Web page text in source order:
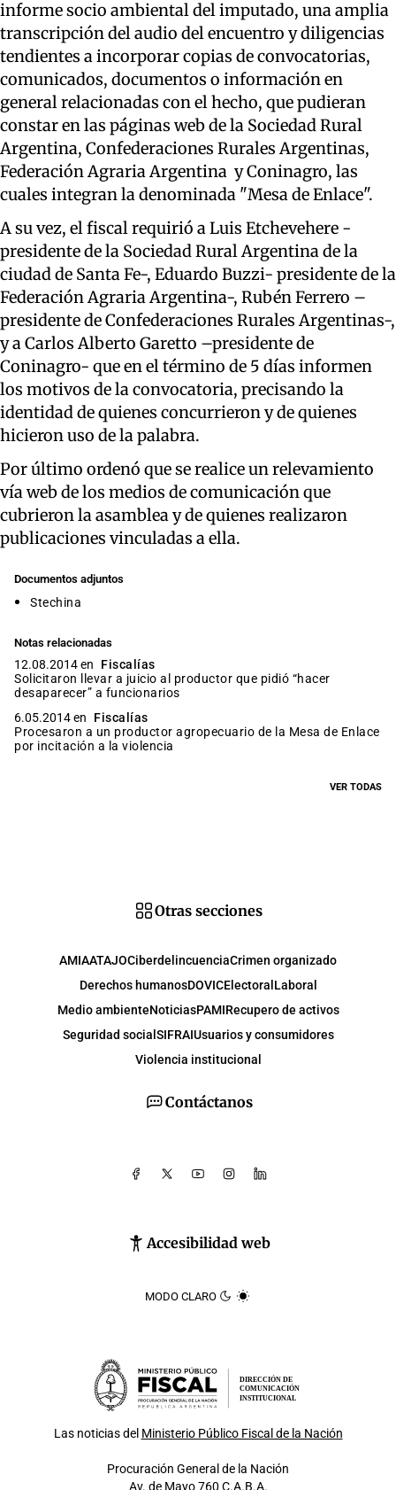
informe socio ambiental del imputado, una amplia
transcripción del audio del encuentro y diligencias
tendientes a incorporar copias de convocatorias,
comunicados, documentos o información en
general relacionadas con el hecho, que pudieran
constar en las páginas web de la Sociedad Rural
Argentina, Confederaciones Rurales Argentinas,
Federación Agraria Argentina y Coninagro, las
cuales integran la denominada "Mesa de Enlace".
A su vez, el fiscal requirió a Luis Etchevehere -
presidente de la Sociedad Rural Argentina de la
ciudad de Santa Fe-, Eduardo Buzzi- presidente de la
Federación Agraria Argentina-, Rubén Ferrero –
presidente de Confederaciones Rurales Argentinas-,
y a Carlos Alberto Garetto –presidente de
Coninagro- que en el término de 5 días informen
los motivos de la convocatoria, precisando la
identidad de quienes concurrieron y de quienes
hicieron uso de la palabra.
Por último ordenó que se realice un relevamiento
vía web de los medios de comunicación que
cubrieron la asamblea y de quienes realizaron
publicaciones vinculadas a ella.
Documentos adjuntos
Stechina
Notas relacionadas
12.08.2014 en
Fiscalías
Solicitaron llevar a juicio al productor que pidió “hacer
desaparecer” a funcionarios
6.05.2014 en
Fiscalías
Procesaron a un productor agropecuario de la Mesa de Enlace
por incitación a la violencia
VER TODAS
Contáctanos
Accesibilidad web
MODO CLARO
Otras secciones
AMIAATAJOCiberdelincuenciaCrimen organizado
Derechos humanosDOVICElectoral Laboral
Medio ambienteNoticiasPAMIRecupero de activos
Seguridad social SIFRAIUsuarios y consumidores
Violencia institucional
DIRECCIÓN DE
COMUNICACIÓN
INSTITUCIONAL
Las noticias del Ministerio Público Fiscal de la Nación
Procuración General de la Nación
Av. de Mayo 760 C.A.B.A.